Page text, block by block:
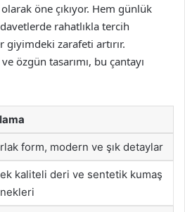
öne çıkıyor. Hem günlük
rahatlıkla tercih
zarafeti artırır.
özgün tasarımı, bu çantayı
form, modern ve şık detaylar
kaliteli deri ve sentetik kumaş